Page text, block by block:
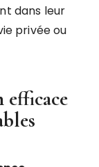
dans leur
privée ou
efficace